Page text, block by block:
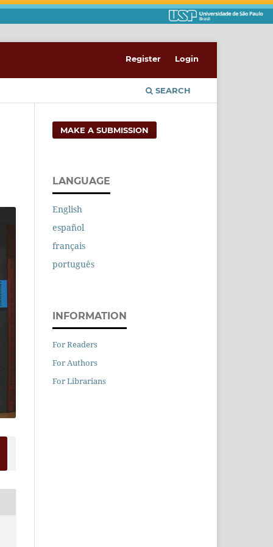
SEARCH
Register Login
MAKE A SUBMISSION
LANGUAGE
English
español
français
português
INFORMATION
For Readers
For Authors
For Librarians